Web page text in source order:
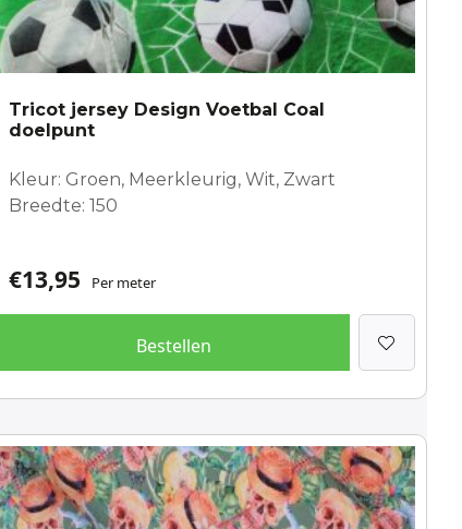
Tricot jersey Design Voetbal Coal
doelpunt
Kleur: Groen, Meerkleurig, Wit, Zwart
Breedte: 150
€13,95 Per meter
Bestellen